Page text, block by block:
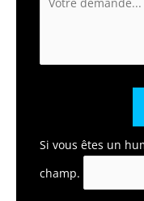
Si vous êtes un
champ.